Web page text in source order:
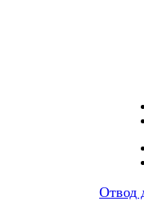
Отвод